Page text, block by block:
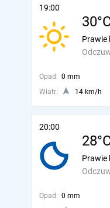
19:00
Prawie
Opad: 0 mm
Wiatr:
14 km/h
20:00
Prawie
Opad: 0 mm